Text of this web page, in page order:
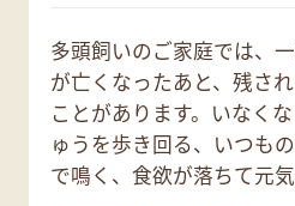
多頭飼いのご家庭では、
が亡くなったあと、残さ
ことがあります。いなく
ゅうを歩き回る、いつも
で鳴く、食欲が落ちて元